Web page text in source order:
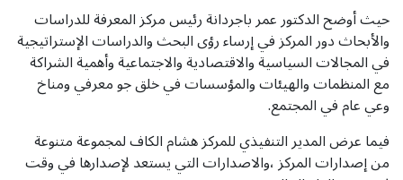
حيث أوضح الدكتور عمر باجردانة رئيس مركز المعرفة للدراسات
والأبحاث دور المركز في إرساء رؤى البحث والدراسات الإستراتيجية
في المجالات السياسية والاقتصادية والاجتماعية وأهمية الشراكة
مع المنظمات والهيئات والمؤسسات في خلق جو معرفي ومناخ
وعي عام في المجتمع.
فيما عرض المدير التنفيذي للمركز هشام الكاف لمجموعة متنوعة
من إصدارات المركز ،والاصدارات التي يستعد لإصدارها في وقت